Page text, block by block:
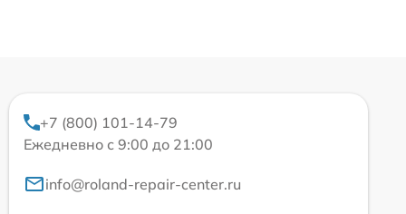
+7 (800) 101-14-79
Ежедневно с 9:00 до 21:00
info@roland-repair-center.ru